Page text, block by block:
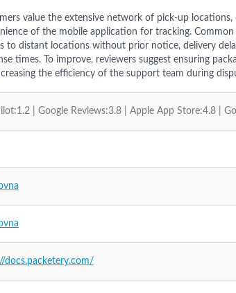
value the extensive network of pick-up
of the mobile application for tracking.
to distant locations without prior notice, delivery
times. To improve, reviewers suggest ensuring
the efficiency of the support team during
| Google Reviews:3.8 | Apple App Store:4.8 |
docs.packetery.com/